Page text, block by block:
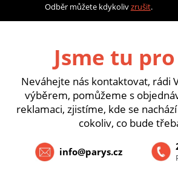
Odběr můžete kdykolivzrušit.
Jsme tu
Neváhejte nás kontaktovat, rádi
výběrem, pomůžeme s
reklamaci, zjistíme, kde se
cokoliv, co bude
info@parys.cz